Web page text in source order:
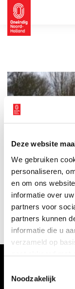
Deze website
We gebruiken
personaliseren,
en om ons
informatie over
partners voor
partners kunnen
informatie die u
verzameld op
Noodzakelijk
Welke plaats vind jij
Holland? ‘Ik woon
bijzondere plek
Want wie woont er
Floris V is
bouwen?
VERHALEN